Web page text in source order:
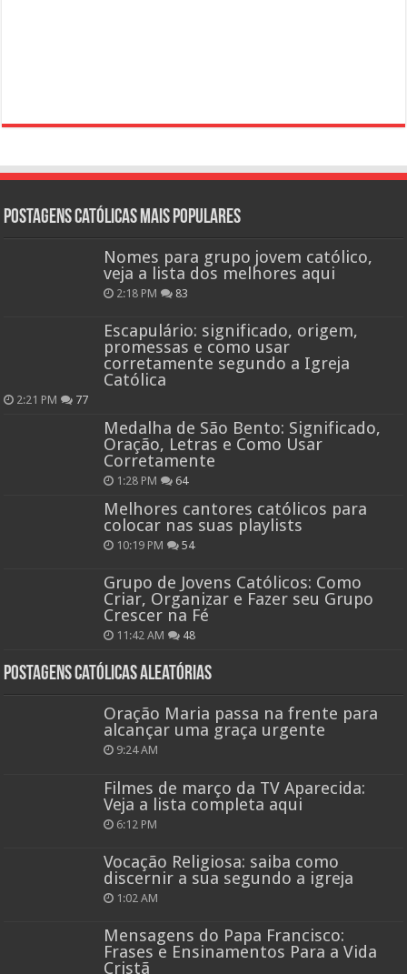
Postagens católicas mais Populares
Nomes para grupo jovem católico,
veja a lista dos melhores aqui
2:18 PM 83
Escapulário: significado, origem,
promessas e como usar
corretamente segundo a Igreja
Católica
2:21 PM 77
Medalha de São Bento: Significado,
Oração, Letras e Como Usar
Corretamente
1:28 PM 64
Melhores cantores católicos para
colocar nas suas playlists
10:19 PM 54
Grupo de Jovens Católicos: Como
Criar, Organizar e Fazer seu Grupo
Crescer na Fé
11:42 AM 48
Postagens católicas aleatórias
Oração Maria passa na frente para
alcançar uma graça urgente
9:24 AM
Filmes de março da TV Aparecida:
Veja a lista completa aqui
6:12 PM
Vocação Religiosa: saiba como
discernir a sua segundo a igreja
1:02 AM
Mensagens do Papa Francisco:
Frases e Ensinamentos Para a Vida
Cristã